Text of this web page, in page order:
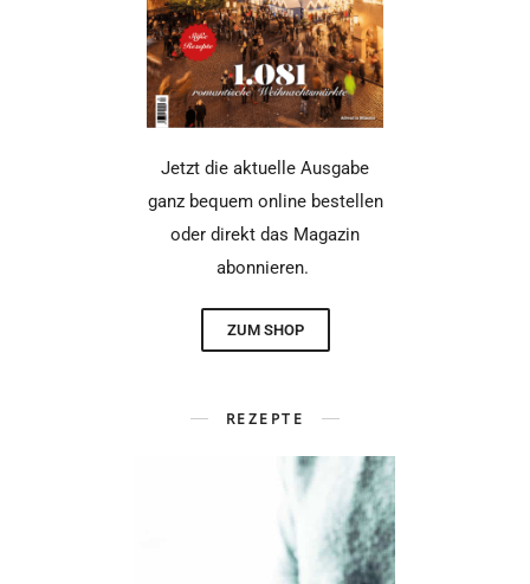
Jetzt die aktuelle Ausgabe
ganz bequem online bestellen
oder direkt das Magazin
abonnieren.
ZUM SHOP
REZEPTE